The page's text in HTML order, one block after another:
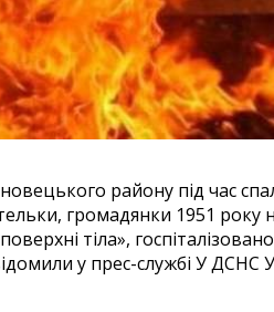
району під час
громадянки 1951
тіла»,
у прес-службі У ДСНС